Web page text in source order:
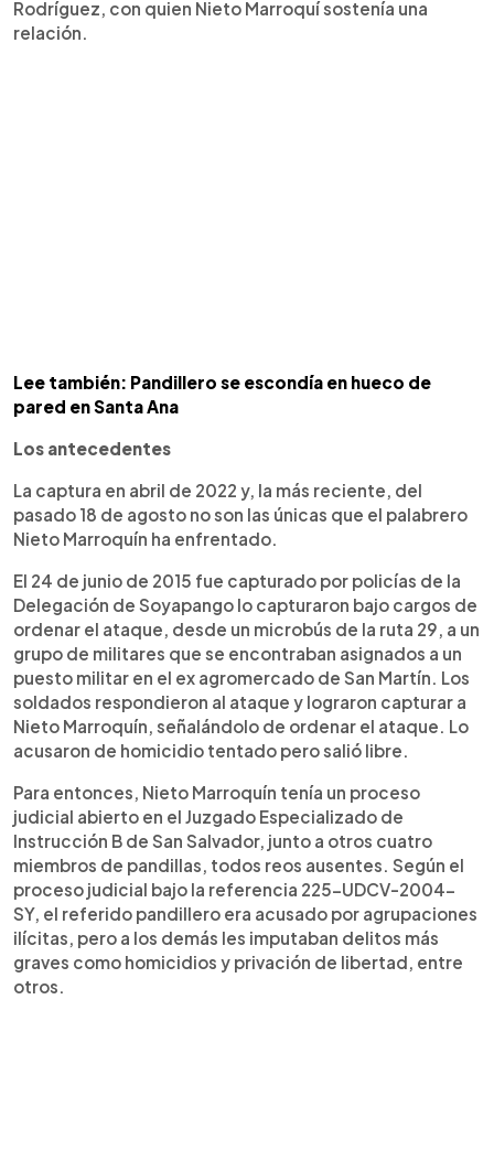
Rodríguez, con quien Nieto Marroquí sostenía una
relación.
Lee también: Pandillero se escondía en hueco de
pared en Santa Ana
Los antecedentes
La captura en abril de 2022 y, la más reciente, del
pasado 18 de agosto no son las únicas que el palabrero
Nieto Marroquín ha enfrentado.
El 24 de junio de 2015 fue capturado por policías de la
Delegación de Soyapango lo capturaron bajo cargos de
ordenar el ataque, desde un microbús de la ruta 29, a un
grupo de militares que se encontraban asignados a un
puesto militar en el ex agromercado de San Martín. Los
soldados respondieron al ataque y lograron capturar a
Nieto Marroquín, señalándolo de ordenar el ataque. Lo
acusaron de homicidio tentado pero salió libre.
Para entonces, Nieto Marroquín tenía un proceso
judicial abierto en el Juzgado Especializado de
Instrucción B de San Salvador, junto a otros cuatro
miembros de pandillas, todos reos ausentes. Según el
proceso judicial bajo la referencia 225-UDCV-2004-
SY, el referido pandillero era acusado por agrupaciones
ilícitas, pero a los demás les imputaban delitos más
graves como homicidios y privación de libertad, entre
otros.